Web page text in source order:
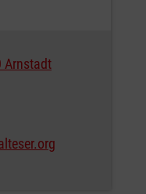
Arnstadt